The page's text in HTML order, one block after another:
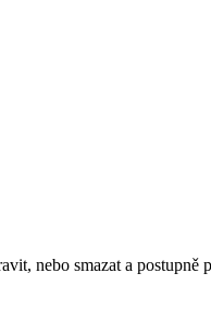
nebo smazat a postupně